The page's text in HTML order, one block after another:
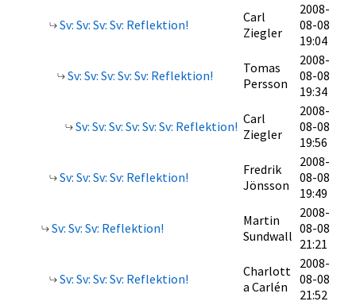
Sv: Sv: Sv: Sv: Reflektion!
Carl
Ziegler
2008-
08-08
19:04
Sv: Sv: Sv: Sv: Sv: Reflektion!
Tomas
Persson
2008-
08-08
19:34
Sv: Sv: Sv: Sv: Sv: Sv: Reflektion! Carl
Ziegler
2008-
08-08
19:56
Sv: Sv: Sv: Sv: Reflektion!
Fredrik
Jönsson
2008-
08-08
19:49
Sv: Sv: Sv: Reflektion!
Martin
Sundwall
2008-
08-08
21:21
Sv: Sv: Sv: Sv: Reflektion!
Charlott
a Carlén
2008-
08-08
21:52